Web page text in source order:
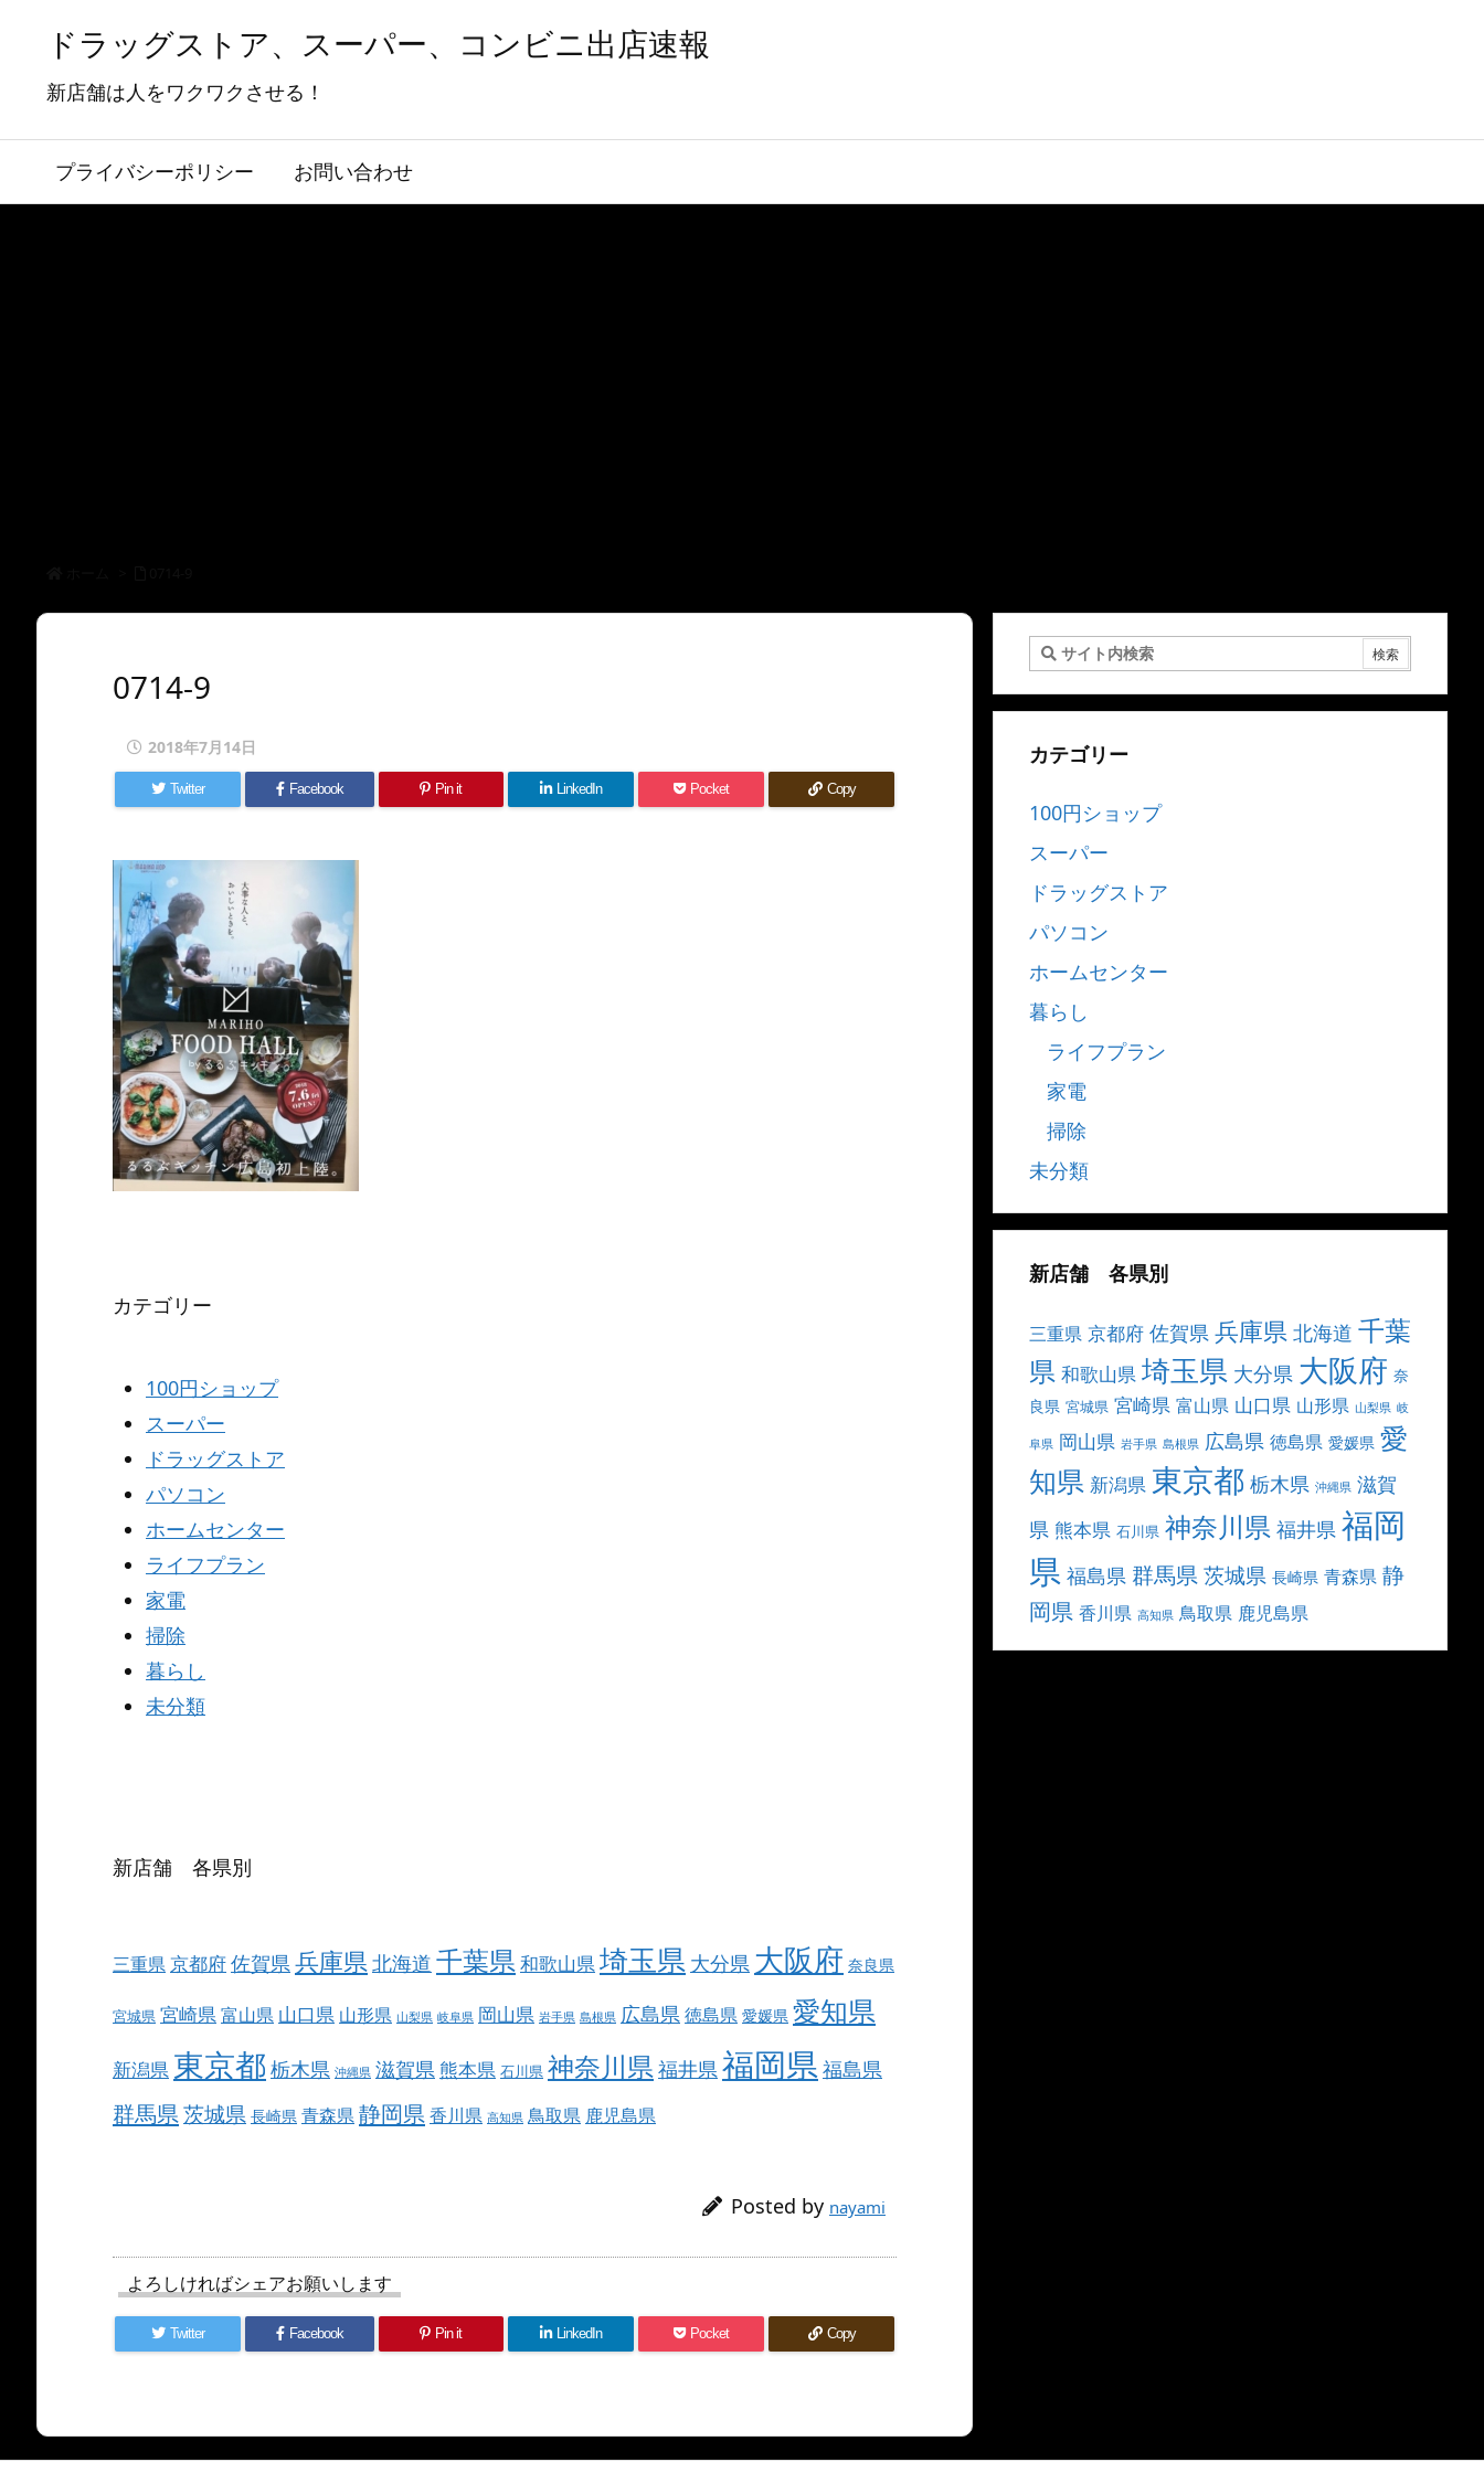
ドラッグストア、スーパー、コンビニ出店速報
新店舗は人をワクワクさせる！
プライバシーポリシー お問い合わせ
0714-9
2018年7月14日
Twitter Facebook Pin it LinkedIn Pocket Copy
カテゴリー
100円ショップ
スーパー
ドラッグストア
パソコン
ホームセンター
ライフプラン
家電
掃除
暮らし
未分類
新店舗 各県別
三重県京都府佐賀県 兵庫県北海道 千葉県 和歌山県 埼玉県 大分県 大阪府 奈良県
宮城県 宮崎県 富山県 山口県 山形県 山梨県 岐阜県 岡山県 岩手県 島根県 広島県 徳島県 愛媛県 愛知県
新潟県 東京都 栃木県 沖縄県 滋賀県 熊本県 石川県 神奈川県 福井県 福岡県福島県
群馬県茨城県 長崎県 青森県静岡県 香川県 高知県 鳥取県 鹿児島県
Posted by nayami
よろしければシェアお願いします
Twitter Facebook Pin it LinkedIn Pocket Copy
カテゴリー
100円ショップ
スーパー
ドラッグストア
パソコン
ホームセンター
暮らし
ライフプラン
家電
掃除
未分類
新店舗 各県別
三重県 京都府 佐賀県 兵庫県 北海道 千葉
県 和歌山県 埼玉県 大分県 大阪府 奈
良県 宮城県 宮崎県 富山県 山口県 山形県 山梨県 岐
阜県 岡山県 岩手県 島根県 広島県 徳島県 愛媛県 愛
知県 新潟県 東京都 栃木県 沖縄県 滋賀
県 熊本県 石川県 神奈川県 福井県 福岡
県 福島県 群馬県茨城県 長崎県 青森県 静
岡県 香川県 高知県 鳥取県 鹿児島県